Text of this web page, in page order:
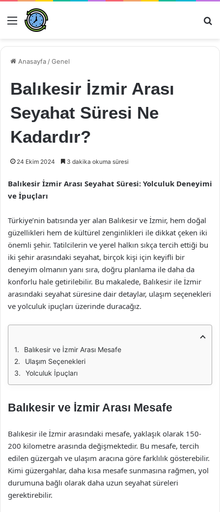
Menü
Anasayfa /Genel
Balıkesir İzmir Arası
Seyahat Süresi Ne
Kadardır?
24 Ekim 2024 3 dakika okuma süresi
Balıkesir İzmir Arası Seyahat Süresi: Yolculuk Deneyimi
ve İpuçları
Türkiye’nin batısında yer alan Balıkesir ve İzmir, hem doğal
güzellikleri hem de kültürel zenginlikleri ile dikkat çeken iki
önemli şehir. Tatilcilerin ve yerel halkın sıkça tercih ettiği bu
iki şehir arasındaki seyahat, birçok kişi için keyifli bir
deneyim olmanın yanı sıra, doğru planlama ile daha da
konforlu hale getirilebilir. Bu makalede, Balıkesir ile İzmir
arasındaki seyahat süresine dair detaylar, ulaşım seçenekleri
ve yolculuk ipuçları üzerinde duracağız.
Balıkesir ve İzmir Arası Mesafe
Ulaşım Seçenekleri
Yolculuk İpuçları
Balıkesir ve İzmir Arası Mesafe
Balıkesir ile İzmir arasındaki mesafe, yaklaşık olarak 150-
200 kilometre arasında değişmektedir. Bu mesafe, tercih
edilen güzergah ve ulaşım aracına göre farklılık gösterebilir.
Kimi güzergahlar, daha kısa mesafe sunmasına rağmen, yol
durumuna bağlı olarak daha uzun seyahat süreleri
gerektirebilir.